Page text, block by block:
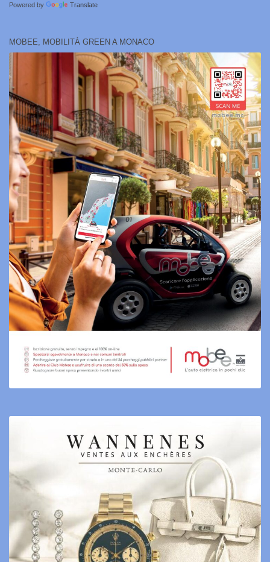
Powered by Translate
MOBEE, MOBILITÀ GREEN A MONACO